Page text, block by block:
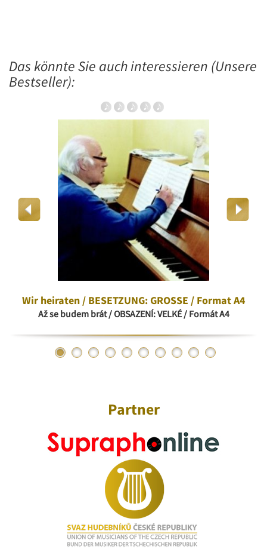
Das könnte Sie auch interessieren (Unsere
Bestseller):
Wir heiraten / BESETZUNG: GROSSE / Format A4
Až se budem brát / OBSAZENÍ: VELKÉ / Formát A4
Partner